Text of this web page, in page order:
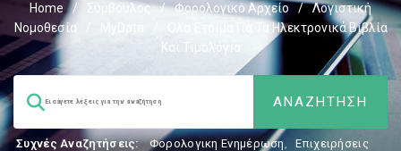
Home / Σύμβουλος / Φορολογικό Αρχείο /
Λογιστική
Νομοθεσία
/ MyData
Όλα Έτοιμα Για Τα Ηλεκτρονικά Βιβλία
Και Τιμολόγια
Συχνές Αναζητήσεις: Φορολογικη Ενημέρωση, Επιχειρήσεις